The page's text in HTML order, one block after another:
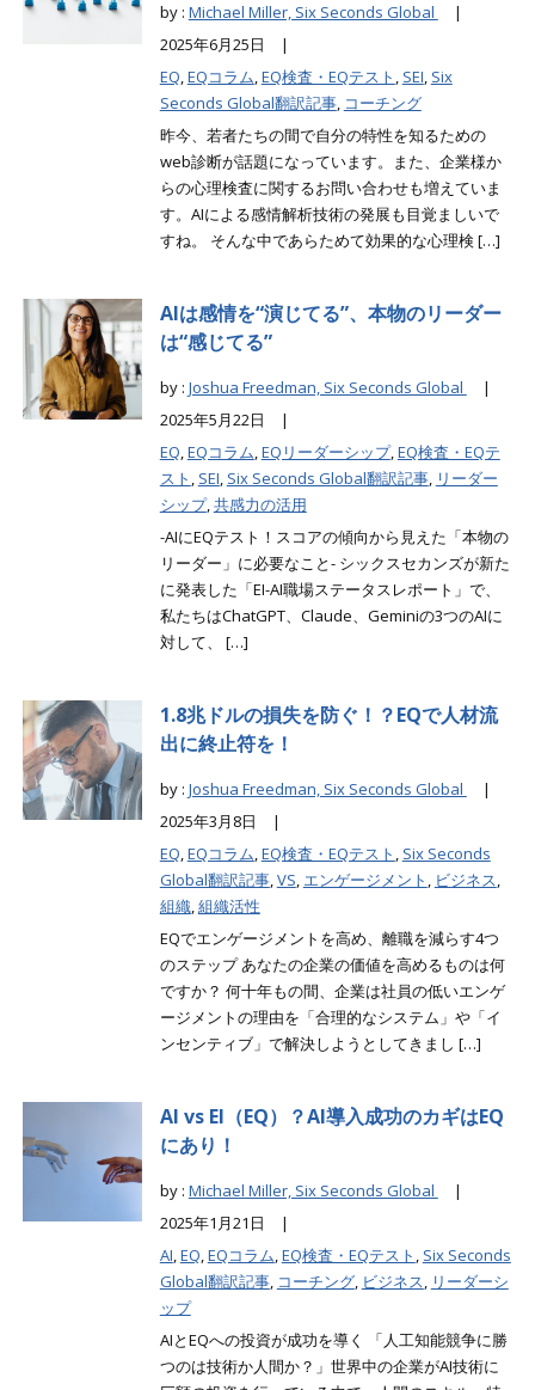
by : Michael Miller, Six Seconds Global
|
2025年6月25日 |
EQ,EQコラム,EQ検査・EQテスト , SEI, Six
Seconds Global翻訳記事, コーチング
昨今、若者たちの間で自分の特性を知るための
web診断が話題になっています。また、企業様か
らの心理検査に関するお問い合わせも増えていま
す。AIによる感情解析技術の発展も目覚ましいで
すね。 そんな中であらためて効果的な心理検 […]
AIは感情を“演じてる”、本物のリーダー
は“感じてる”
by : Joshua Freedman, Six Seconds Global
|
2025年5月22日 |
EQ,EQコラム,EQリーダーシップ,EQ検査・EQテ
スト , SEI, Six Seconds Global翻訳記事, リーダー
シップ,共感力の活用
-AIにEQテスト！スコアの傾向から見えた「本物の
リーダー」に必要なこと- シックスセカンズが新た
に発表した「EI-AI職場ステータスレポート」で、
私たちはChatGPT、Claude、Geminiの3つのAIに
対して、 […]
1.8兆ドルの損失を防ぐ！？EQで人材流
出に終止符を！
by : Joshua Freedman, Six Seconds Global
|
2025年3月8日 |
EQ,EQコラム,EQ検査・EQテスト , Six Seconds
Global翻訳記事,VS, エンゲージメント , ビジネス,
組織,組織活性
EQでエンゲージメントを高め、離職を減らす4つ
のステップ あなたの企業の価値を高めるものは何
ですか？ 何十年もの間、企業は社員の低いエンゲ
ージメントの理由を「合理的なシステム」や「イ
ンセンティブ」で解決しようとしてきまし […]
AI vs EI（EQ）？AI導入成功のカギはEQ
にあり！
by : Michael Miller, Six Seconds Global
|
2025年1月21日 |
AI,EQ,EQコラム,EQ検査・EQテスト , Six Seconds
Global翻訳記事, コーチング, ビジネス, リーダーシ
ップ
AIとEQへの投資が成功を導く 「人工知能競争に勝
つのは技術か人間か？」世界中の企業がAI技術に